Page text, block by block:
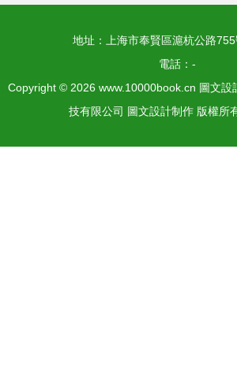
地址：上海市奉賢區滬杭公路
電話：-
Copyright © 2026 www.10000book.cn 圖文設
技有限公司 圖文設計制作 版權所